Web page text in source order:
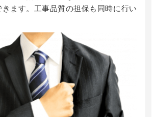
ます。工事品質の担保も同時に行い